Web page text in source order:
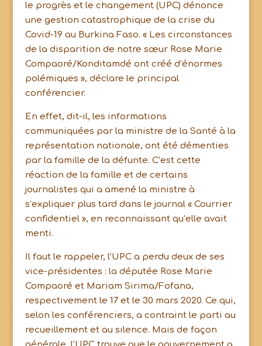
le progrès et le changement (UPC) dénonce
une gestion catastrophique de la crise du
Covid-19 au Burkina Faso. « Les circonstances
de la disparition de notre sœur Rose Marie
Compaoré/Konditamdé ont créé d’énormes
polémiques », déclare le principal
conférencier.
En effet, dit-il, les informations
communiquées par la ministre de la Santé à la
représentation nationale, ont été démenties
par la famille de la défunte. C’est cette
réaction de la famille et de certains
journalistes qui a amené la ministre à
s’expliquer plus tard dans le journal « Courrier
confidentiel », en reconnaissant qu’elle avait
menti.
Il faut le rappeler, l’UPC a perdu deux de ses
vice-présidentes : la députée Rose Marie
Compaoré et Mariam Sirima/Fofana,
respectivement le 17 et le 30 mars 2020. Ce qui,
selon les conférenciers, a contraint le parti au
recueillement et au silence. Mais de façon